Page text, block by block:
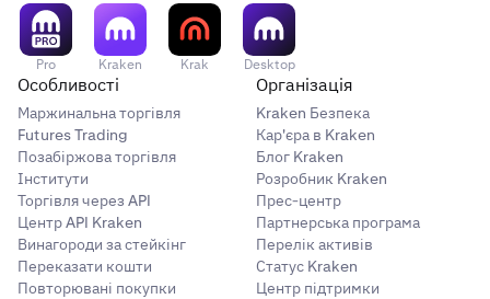
Pro Kraken Krak Desktop
Особливості
Маржинальна торгівля
Futures Trading
Позабіржова торгівля
Інститути
Торгівля через API
Центр API Kraken
Винагороди за стейкінг
Переказати кошти
Повторювані покупки
Організація
Kraken Безпека
Кар'єра в Kraken
Блог Kraken
Розробник Kraken
Прес-центр
Партнерська програма
Перелік активів
Статус Kraken
Центр підтримки